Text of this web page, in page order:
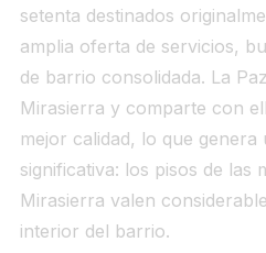
setenta destinados
amplia oferta de servicios,
de barrio consolidada. La
Mirasierra y comparte con
mejor calidad, lo que
significativa: los pisos de las
Mirasierra valen
interior del barrio.